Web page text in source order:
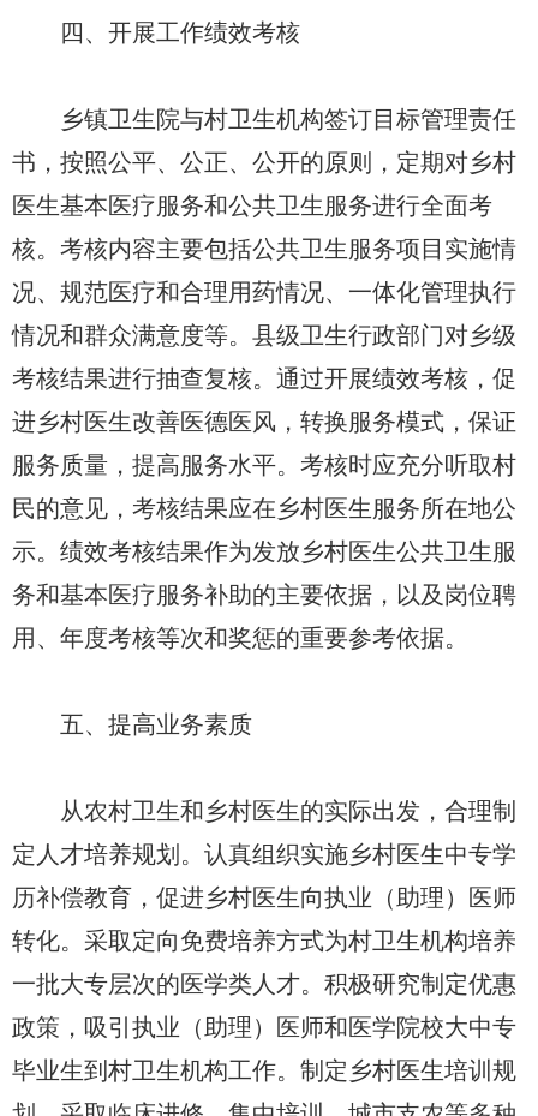
四、开展工作绩效考核
乡镇卫生院与村卫生机构签订目标管理责任
书，按照公平、公正、公开的原则，定期对乡村
医生基本医疗服务和公共卫生服务进行全面考
核。考核内容主要包括公共卫生服务项目实施情
况、规范医疗和合理用药情况、一体化管理执行
情况和群众满意度等。县级卫生行政部门对乡级
考核结果进行抽查复核。通过开展绩效考核，促
进乡村医生改善医德医风，转换服务模式，保证
服务质量，提高服务水平。考核时应充分听取村
民的意见，考核结果应在乡村医生服务所在地公
示。绩效考核结果作为发放乡村医生公共卫生服
务和基本医疗服务补助的主要依据，以及岗位聘
用、年度考核等次和奖惩的重要参考依据。
五、提高业务素质
从农村卫生和乡村医生的实际出发，合理制
定人才培养规划。认真组织实施乡村医生中专学
历补偿教育，促进乡村医生向执业（助理）医师
转化。采取定向免费培养方式为村卫生机构培养
一批大专层次的医学类人才。积极研究制定优惠
政策，吸引执业（助理）医师和医学院校大中专
毕业生到村卫生机构工作。制定乡村医生培训规